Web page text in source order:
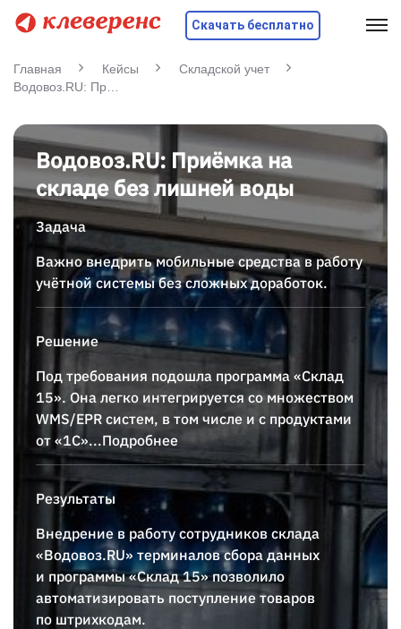
Скачать бесплатно
Главная Кейсы
Складской учет
Водовоз.RU: Приёмка на
складе без лишней воды
Задача
Важно внедрить мобильные средства в работу
учётной системы без сложных доработок.
Решение
Под требования подошла программа «Склад
15». Она легко интегрируется со множеством
WMS/EPR систем, в том числе и с продуктами
от «1С»...Подробнее
Результаты
Внедрение в работу сотрудников склада
«Водовоз.RU» терминалов сбора данных
и программы «Склад 15» позволило
автоматизировать поступление товаров
по штрихкодам.